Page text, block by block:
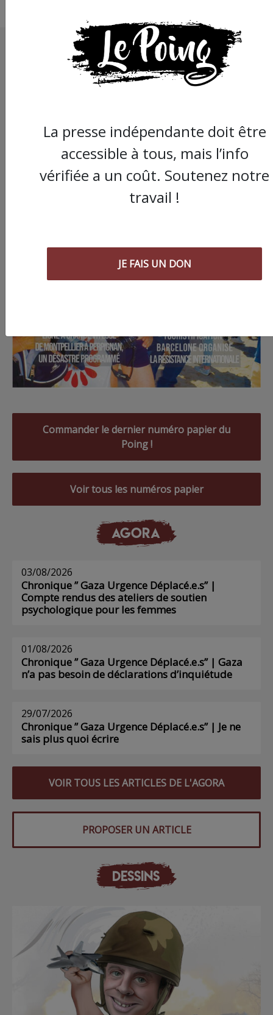
Commander le dernier numéro papier du
Poing !
Voir tous les numéros papier
AGORA
03/08/2026
Chronique ” Gaza Urgence Déplacé.e.s” |
Compte rendus des ateliers de soutien
psychologique pour les femmes
01/08/2026
Chronique ” Gaza Urgence Déplacé.e.s” | Gaza
n’a pas besoin de déclarations d’inquiétude
29/07/2026
Chronique ” Gaza Urgence Déplacé.e.s” | Je ne
sais plus quoi écrire
VOIR TOUS LES ARTICLES DE L'AGORA
PROPOSER UN ARTICLE
DESSINS
La presse indépendante doit être
accessible à tous, mais l’info
vérifiée a un coût. Soutenez notre
travail !
JE FAIS UN DON